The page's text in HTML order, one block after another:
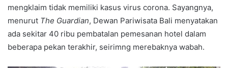
mengklaim tidak memiliki kasus virus corona. Sayangnya,
menurut The Guardian, Dewan Pariwisata Bali menyatakan
ada sekitar 40 ribu pembatalan pemesanan hotel dalam
beberapa pekan terakhir, seirimng merebaknya wabah.